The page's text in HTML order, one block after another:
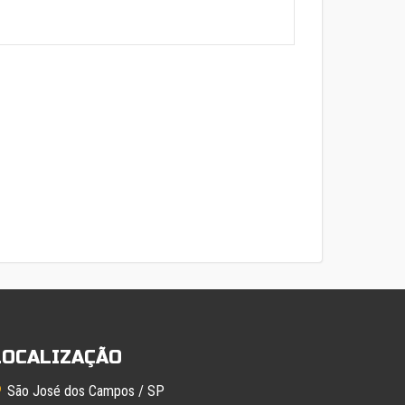
São José dos Campos / SP